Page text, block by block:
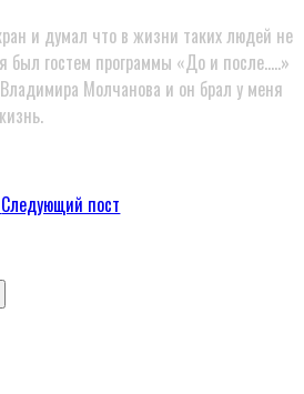
и думал что в жизни таких людей не
был гостем программы «До и после…..»
Молчанова и он брал у меня
Следующий пост